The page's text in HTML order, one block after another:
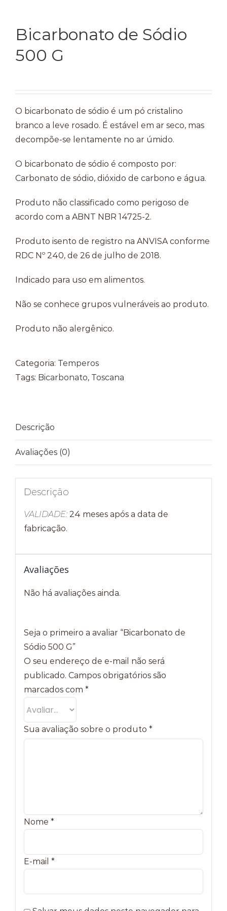
Verduras
Bicarbonato de Sódio
500 G
O bicarbonato de sódio é um pó cristalino
branco a leve rosado. É estável em ar seco, mas
decompõe-se lentamente no ar úmido.
O bicarbonato de sódio é composto por:
Carbonato de sódio, dióxido de carbono e água.
Produto não classificado como perigoso de
acordo com a ABNT NBR 14725-2.
Produto isento de registro na ANVISA conforme
RDC Nº 240, de 26 de julho de 2018.
Indicado para uso em alimentos.
Não se conhece grupos vulneráveis ao produto.
Produto não alergênico.
Categoria: Temperos
Tags: Bicarbonato, Toscana
Descrição
Avaliações (0)
Descrição
VALIDADE: 24 meses após a data de
fabricação.
Avaliações
Não há avaliações ainda.
Seja o primeiro a avaliar “Bicarbonato de
Sódio 500 G”
O seu endereço de e-mail não será
publicado. Campos obrigatórios são
marcados com *
Sua avaliação sobre o produto *
Nome *
E-mail *